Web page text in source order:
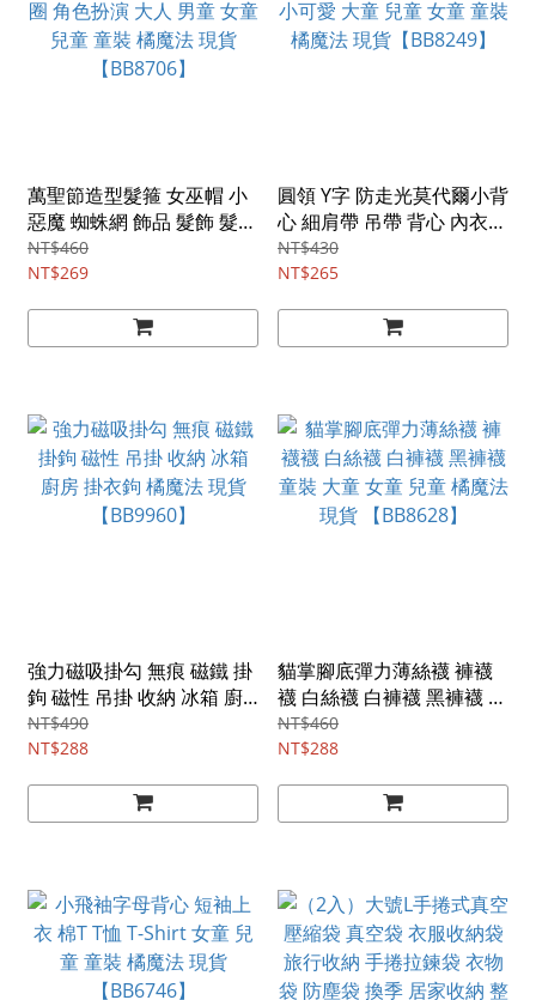
萬聖節造型髮箍 女巫帽 小
惡魔 蜘蛛網 飾品 髮飾 髮圈
角色扮演 大人 男童 女童 兒
童 童裝 橘魔法 現貨
NT$460
NT$269
圓領 Y字 防走光莫代爾小背
心 細肩帶 吊帶 背心 內衣
小可愛 大童 兒童 女童 童裝
橘魔法 現貨【BB8249】
NT$430
NT$265
強力磁吸掛勾 無痕 磁鐵 掛
鉤 磁性 吊掛 收納 冰箱 廚
房 掛衣鉤 橘魔法 現貨
【BB9960】
NT$490
NT$288
貓掌腳底彈力薄絲襪 褲襪
襪 白絲襪 白褲襪 黑褲襪 童
裝 大童 女童 兒童 橘魔法
現貨 【BB8628】
NT$460
NT$288